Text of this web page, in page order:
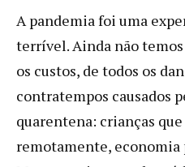
A pandemia foi uma
terrível. Ainda não
os custos, de todos os
contratempos causados
quarentena: crianças
remotamente, economia